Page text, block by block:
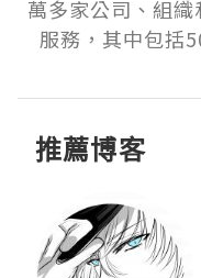
萬多家公司、組
服務，其中包括
推薦博客